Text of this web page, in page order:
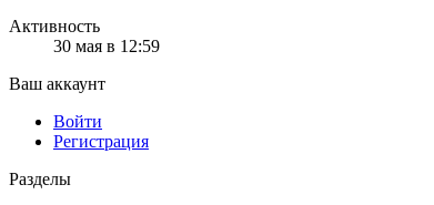
Активность
30 мая в 12:59
Ваш аккаунт
Войти
Регистрация
Разделы